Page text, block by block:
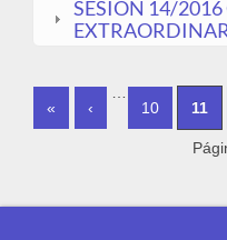
SESIÓN 14/
PAGES
« ‹
…
10
11